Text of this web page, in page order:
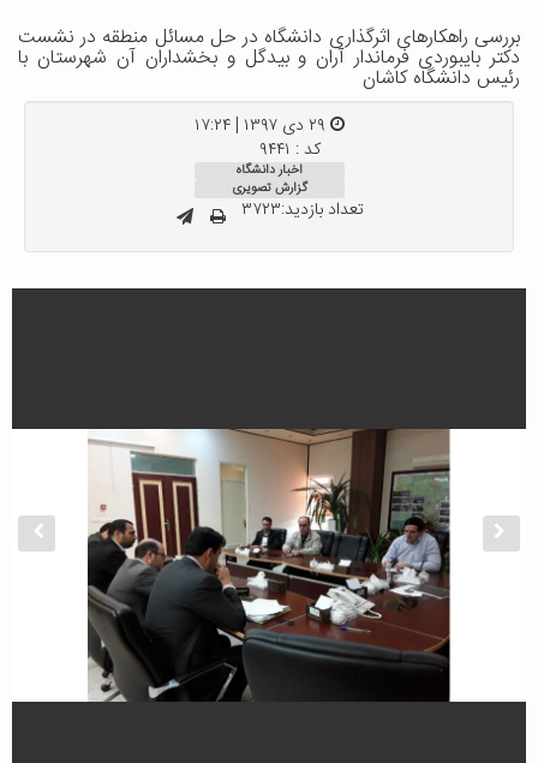
بررسی راهکارهای اثرگذاری دانشگاه در حل مسائل منطقه در نشست
دکتر بایبوردی فرماندار آران و بیدگل و بخشداران آن شهرستان با
رئیس دانشگاه کاشان
کد : ۹۴۴۱
اخبار دانشگاه
گزارش تصویری
تعداد بازدید:۳۷۲۳